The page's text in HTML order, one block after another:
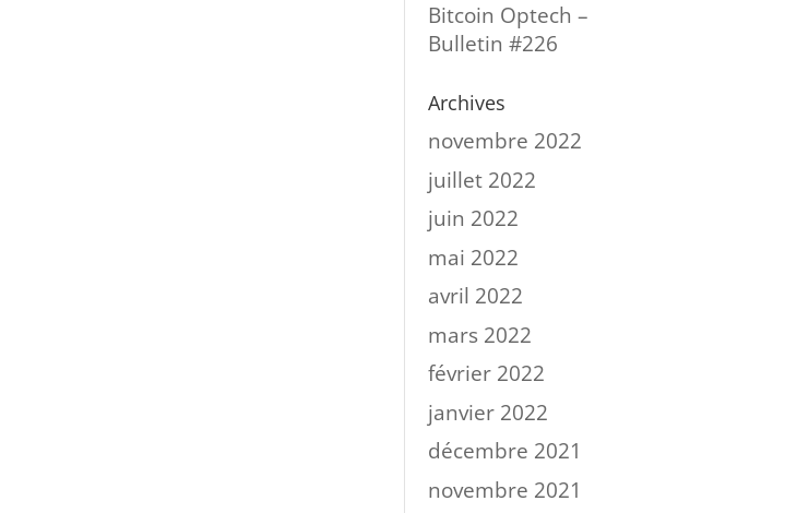
Bitcoin Optech –
Bulletin #226
Archives
novembre 2022
juillet 2022
juin 2022
mai 2022
avril 2022
mars 2022
février 2022
janvier 2022
décembre 2021
novembre 2021